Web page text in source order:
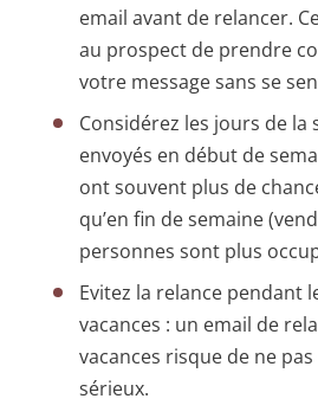
email avant de relancer.
au prospect de prendre
votre message sans se
Considérez les jours de la
envoyés en début de
ont souvent plus de
qu’en fin de semaine
personnes sont plus
Evitez la relance pendant
vacances : un email de
vacances risque de ne
sérieux.